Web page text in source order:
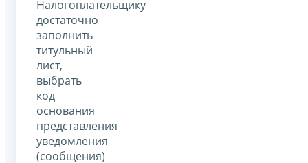
Налогоплательщику
достаточно
заполнить
титульный
лист,
выбрать
код
основания
представления
уведомления
(сообщения)